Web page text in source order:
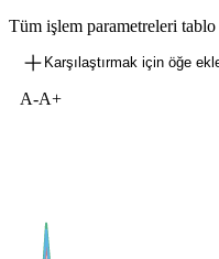
Tüm işlem parametreleri
Karşılaştırmak için öğe